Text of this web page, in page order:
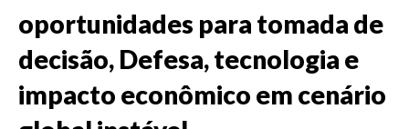
oportunidades para tomada de
decisão, Defesa, tecnologia e
impacto econômico em cenário